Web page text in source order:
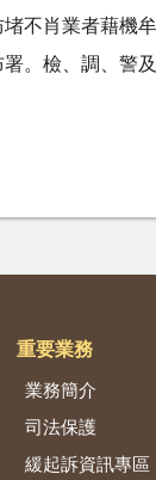
不肖業者藉機
。檢、調、警
重要業務
業務簡介
司法保護
緩起訴資訊專區